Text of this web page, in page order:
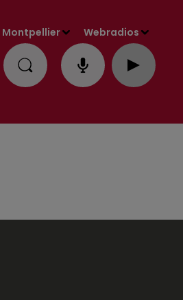
Montpellier Webradios